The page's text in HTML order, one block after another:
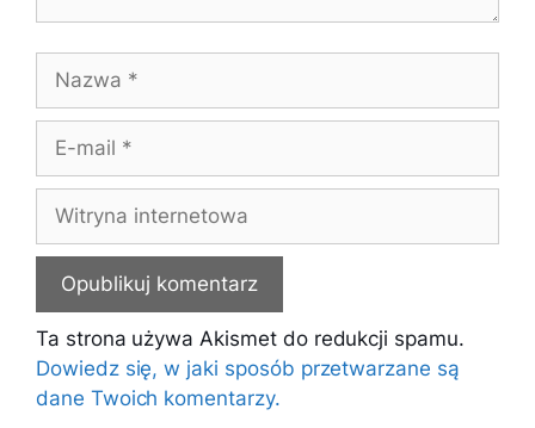
Nazwa
Witryna
internetowa
Ta strona używa Akismet do redukcji spamu.
Dowiedz się, w jaki sposób przetwarzane są
dane Twoich komentarzy.